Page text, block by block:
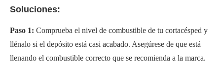
Soluciones:
Paso 1: Comprueba el nivel de combustible de tu cortacésped y
llénalo si el depósito está casi acabado. Asegúrese de que está
llenando el combustible correcto que se recomienda a la marca.